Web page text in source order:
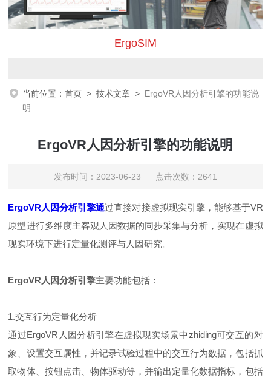
ErgoSIM
当前位置：首页 >技术文章 > ErgoVR人因分析引擎的功能说
明
ErgoVR人因分析引擎的功能说明
发布时间：2023-06-23 点击次数：2641
ErgoVR人因分析引擎通过直接对接虚拟现实引擎，能够基于VR
原型进行多维度主客观人因数据的同步采集与分析，实现在虚拟
现实环境下进行定量化测评与人因研究。
ErgoVR人因分析引擎主要功能包括：
1.交互行为定量化分析
通过ErgoVR人因分析引擎在虚拟现实场景中zhiding可交互的对
象、设置交互属性，并记录试验过程中的交互行为数据，包括抓
取物体、按钮点击、物体驱动等，并输出定量化数据指标，包括